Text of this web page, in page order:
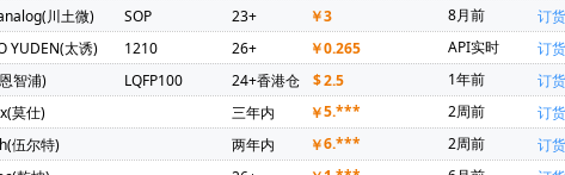
Geehy(珠海极海)(5) ALTERA(阿尔特拉)(4) FUJI(富士电机)(4)
Qorvo(威讯联合)(3) RICHTEK(台湾立锜)(3) SEMIKRON(赛米控
BYD(比亚迪)(3) HDSC(华大半导体)(3) ALLEGRO(美国埃戈罗
泰)(2) KINETIC(芯凯)(2) Littelfuse(力特)(2) MORNSUN(金升阳
TXC(晶技)(2) e2v technologies(2) Astrodyne TDI Power
川土微) SOP 23+ ￥3 8月前 订货
YUDEN(太诱) 1210 26+ ￥0.265 API实时 订货
智浦) LQFP100 24+香港仓 $2.5 1年前 订货
莫仕) 三年内 ￥5.*** 2周前 订货
伍尔特) 两年内 ￥6.*** 2周前 订货